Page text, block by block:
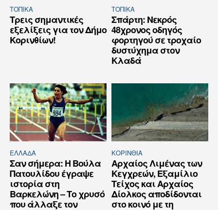
ΤΟΠΙΚΑ
Τρεις σημαντικές
εξελίξεις για τον Δήμο
Κορινθίων!
ΤΟΠΙΚΑ
Σπάρτη: Νεκρός
48χρονος οδηγός
φορτηγού σε τροχαίο
δυστύχημα στον
Κλαδά
ΕΛΛΆΔΑ
Σαν σήμερα: Η Βούλα
Πατουλίδου έγραψε
ιστορία στη
Βαρκελώνη – Το χρυσό
που άλλαξε τον
ΚΟΡΙΝΘΊΑ
Αρχαίος Λιμένας των
Κεγχρεών, Εξαμίλιο
Τείχος και Aρχαίος
Δίολκος αποδίδονται
στο κοινό με τη